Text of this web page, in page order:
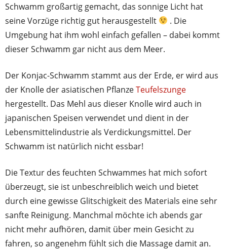
Schwamm großartig gemacht, das sonnige Licht hat
seine Vorzüge richtig gut herausgestellt
. Die
Umgebung hat ihm wohl einfach gefallen – dabei kommt
dieser Schwamm gar nicht aus dem Meer.
Der Konjac-Schwamm stammt aus der Erde, er wird aus
der Knolle der asiatischen PflanzeTeufelszunge
hergestellt. Das Mehl aus dieser Knolle wird auch in
japanischen Speisen verwendet und dient in der
Lebensmittelindustrie als Verdickungsmittel. Der
Schwamm ist natürlich nicht essbar!
Die Textur des feuchten Schwammes hat mich sofort
überzeugt, sie ist unbeschreiblich weich und bietet
durch eine gewisse Glitschigkeit des Materials eine sehr
sanfte Reinigung. Manchmal möchte ich abends gar
nicht mehr aufhören, damit über mein Gesicht zu
fahren, so angenehm fühlt sich die Massage damit an.